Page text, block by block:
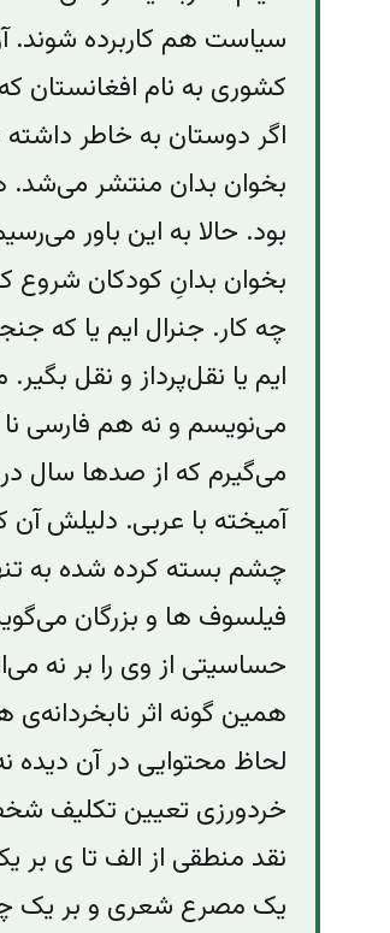
سیاست هم کاربرده
کشوری به نام افغانستان
اگر دوستان به خاطر
بخوان بدان منتشر می‌شد.
بود. حالا به این باور
بخوان بدانِ کودکان
چه کار. جنرال ایم یا که
ایم یا نقل‌‌پرداز و نقل
می‌نویسم و نه هم فارسی
می‌گیرم که از صدها سال
آمیخته با عربی. دلیلش
چشم بسته کرده شده به
فیلسوف ها و‌ بزرگان
حساسیتی از وی را بر نه
همین گونه اثر
لحاظ محتوایی در آن
خردورزی تعیین تکلیف
نقد منطقی از الف تا ی بر
یک مصرع شعری و بر یک